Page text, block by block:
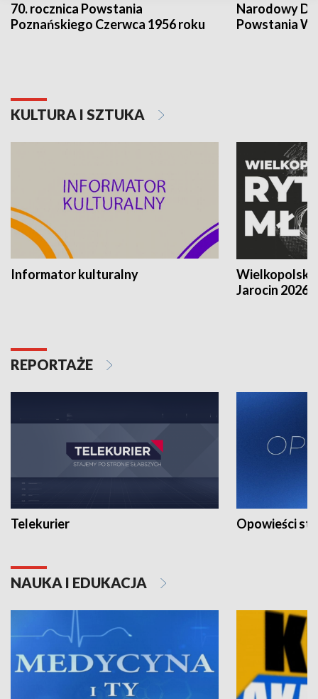
70. rocznica Powstania
Poznańskiego Czerwca 1956 roku
Narodowy
Powstania
KULTURA I SZTUKA
Informator kulturalny
Jarocin 2026
REPORTAŻE
Telekurier Opowieści
NAUKA I EDUKACJA